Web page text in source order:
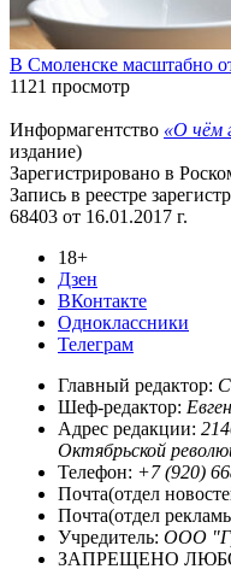
В Смоленске масштабно
1121 просмотр
Информагентство «О чём
издание)
Зарегистрировано в
Запись в реестре
68403 от 16.01.2017 г.
18+
Дзен
ВКонтакте
Одноклассники
Телеграм
Главный редактор:
Шеф-редактор:
Адрес редакции:
Октябрьской
Телефон: +7 (920)
Почта(отдел
Почта(отдел
Учредитель: ООО
ЗАПРЕЩЕНО